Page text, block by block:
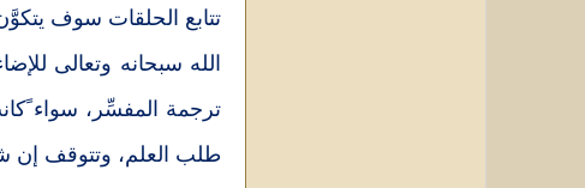
تتابع الحلقات سوف
الله سبحانه وتعالى
ترجمة المفسِّر، سواء
طلب العلم، وتتوقف إن